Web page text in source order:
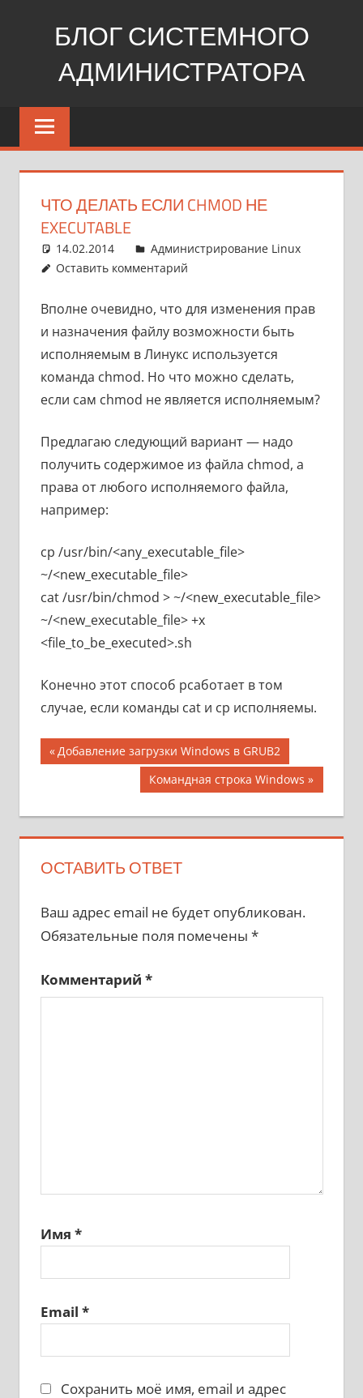
БЛОГ СИСТЕМНОГО
АДМИНИСТРАТОРА
Windows,
Linux,
ЧТО ДЕЛАТЬ ЕСЛИ CHMOD НЕ
EXECUTABLE
14.02.2014 pike777
Администрирование Linux
Оставить комментарий
Вполне очевидно, что для изменения прав
и назначения файлу возможности быть
исполняемым в Линукс используется
команда chmod. Но что можно сделать,
если сам chmod не является исполняемым?
Предлагаю следующий вариант — надо
получить содержимое из файла chmod, а
права от любого исполняемого файла,
например:
cp /usr/bin/<any_executable_file>
~/<new_executable_file>
cat /usr/bin/chmod > ~/<new_executable_file>
~/<new_executable_file> +x
<file_to_be_executed>.sh
Конечно этот способ рсаботает в том
случае, если команды cat и cp исполняемы.
Навигация
записям
Предыдущая
запись;
Добавление загрузки Windows в GRUB2
Следующая
Командная строка Windows
ОСТАВИТЬ ОТВЕТ
Ваш адрес email не будет опубликован.
Обязательные поля помечены *
Комментарий *
Имя *
Email *
Сохранить моё имя, email и адрес